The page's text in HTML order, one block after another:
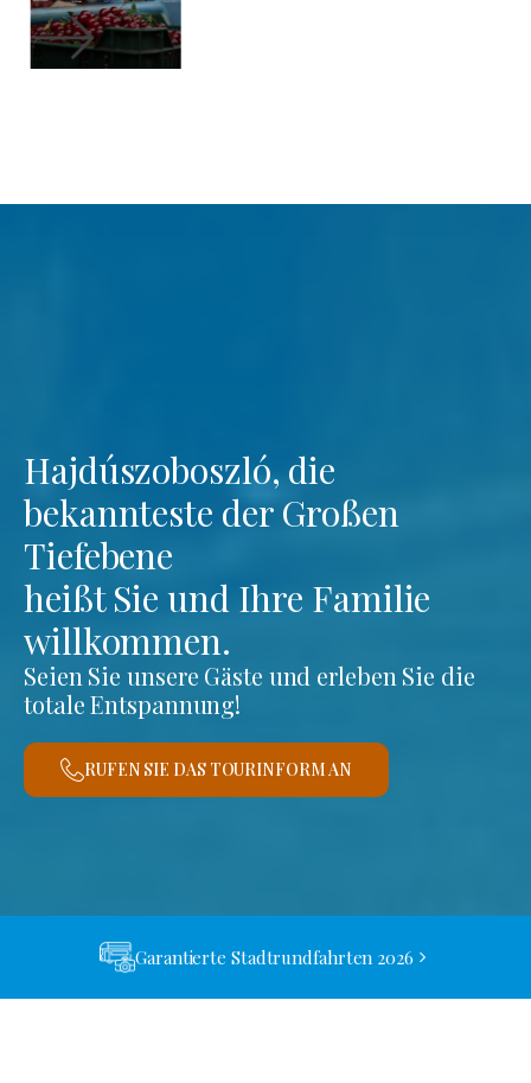
Hajdúszoboszló, die
bekannteste der Großen
Tiefebene
heißt Sie und Ihre Familie
willkommen.
Seien Sie unsere Gäste und erleben Sie die
totale Entspannung!
RUFEN SIE DAS TOURINFORM AN
Garantierte Stadtrundfahrten 2026